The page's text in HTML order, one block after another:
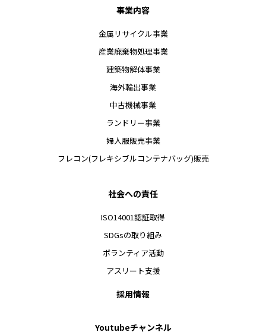
事業内容
金属リサイクル事業
産業廃棄物処理事業
建築物解体事業
海外輸出事業
中古機械事業
ランドリー事業
婦人服販売事業
フレコン(フレキシブルコンテナバッグ)販売
社会への責任
ISO14001認証取得
SDGsの取り組み
ボランティア活動
アスリート支援
採用情報
Youtubeチャンネル